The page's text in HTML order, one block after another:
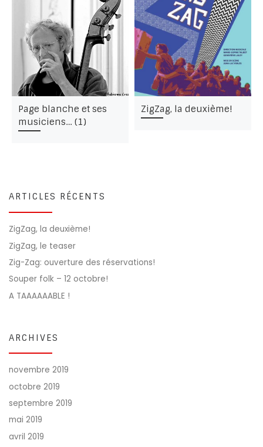
Page blanche et ses
musiciens… (1)
ZigZag, la deuxième!
ARTICLES RÉCENTS
ZigZag, la deuxième!
ZigZag, le teaser
Zig-Zag: ouverture des réservations!
Souper folk – 12 octobre!
A TAAAAAABLE !
ARCHIVES
novembre 2019
octobre 2019
septembre 2019
mai 2019
avril 2019